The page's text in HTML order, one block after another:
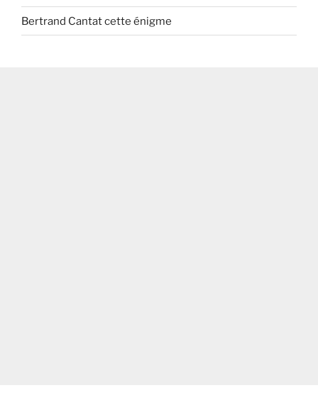
Bertrand Cantat cette énigme